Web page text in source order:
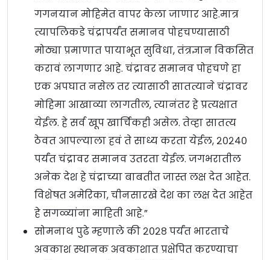
गगनयान मोहिमेत वापर केला जाणार आहे.मात्र
त्यापलिकडे चंद्रापर्यंत समानव पोहचण्यासाठी
मोठ्या प्रमाणात पायाभूत सुविधा, तंत्रज्ञान विकसित
करावं लागणार आहे. चंद्रावर समानव पोहचणे हा
एक अपघात नसेल तर त्यासाठी सातत्याने चंद्रावर
मोहिमा आखाव्या लागतील, त्यानंतर हे प्रत्यक्षात
येईल. हे सर्व खूप खार्चिकही असेल. तेव्हा सातत्य
ठेवत आपल्याला हवं ते साध्य करता येईल, २०२४०
पर्यंत चंद्रावर समानव उतरता येईल. जगभरातील
अनेक देश हे चंद्राच्या बाबतीत जास्त लक्ष देत आहेत.
विशेषत अमेरिका, चीनसारखे देश का लक्ष देत आहेत
हे सगळ्यांना माहिती आहे.”
सोमनाथ पुढे म्हणाले की २०२८ पर्यंत भारताचे
अवकाश स्थानक अवकाशात प्रक्षेपित करण्याचा